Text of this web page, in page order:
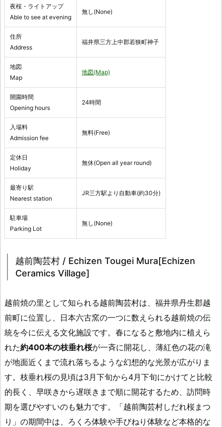
夜桜・ライトアップ
Able to see at evening
無し(None)
住所
Address
福井県三方上中郡若狭町神子
地図
Map
地図(Map)
開園時間
Opening hours
24時間
入場料
Admission fee
無料(Free)
定休日
Holiday
無休(Open all year round)
最寄り駅
Nearest station
JR三方駅より自動車(約30分)
駐車場
Parking Lot
無し(None)
越前陶芸村 / Echizen Tougei Mura[Echizen
Ceramics Village]
越前焼の里として知られる越前陶芸村は、福井県丹生郡越
前町に位置し、日本六古窯の一つに数えられる越前焼の伝
統を今に伝える文化施設です。春になると敷地内に植えら
れた約400本の枝垂れ桜が一斉に開花し、薄紅色の花の滝
が地面近くまで流れ落ちるような幻想的な光景が広がりま
す。枝垂れ桜の見頃は3月下旬から4月下旬にかけてと比較
的長く、早咲きから遅咲きまで順に開花するため、訪問時
期を選びやすいのも魅力です。「越前陶芸村しだれ桜まつ
り」の期間中は、ろくろ体験や手びねり体験など本格的な